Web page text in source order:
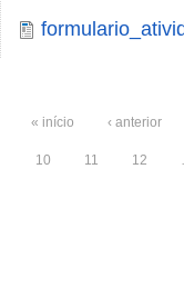
« início ‹ anterior
10 11 12